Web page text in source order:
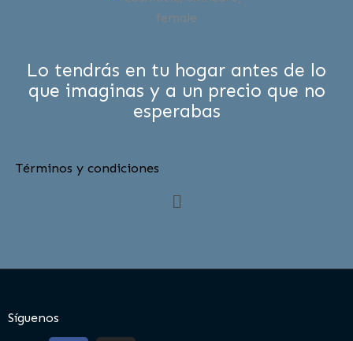
Lo tendrás en tu hogar antes de lo
que imaginas y a un precio que no
esperabas
Términos y condiciones
Menú
Síguenos